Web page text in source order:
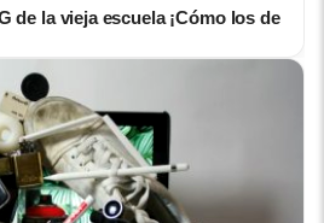
de la vieja escuela ¡Cómo los de